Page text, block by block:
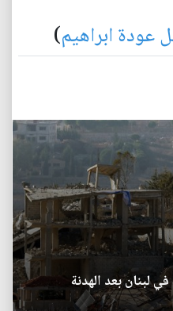
عودة ابراهيم)
لبنان بعد الهدنة